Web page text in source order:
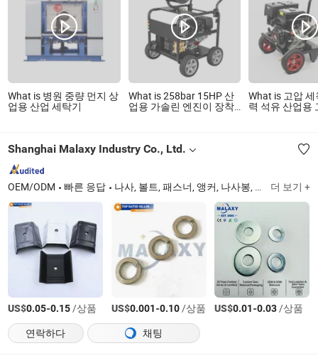
What is 병원 중량 먼지 상
업용 산업 세탁기
What is 258bar 15HP 산
업용 가솔린 엔진이 장착
What is 고압
력 석유 산업용
Shanghai Malaxy Industry Co., Ltd.
OEM/ODM 빠른 응답 나사, 볼트, 패스너, 앵커, 나사봉, 너트, 리벳, 핀, 와셔, 유압 잭 더 보기 +
US$0.05-0.15/상품 US$0.001-0.10/상품 US$0.01-0.03/상품
연락하다
채팅